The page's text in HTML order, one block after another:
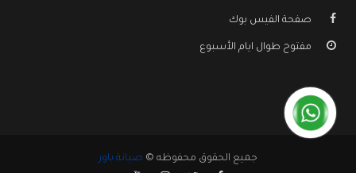
صفحة الفيس بوك
مفتوح طوال ايام الأسبوع
جميع الحقوق محفوظه © صيانة باور